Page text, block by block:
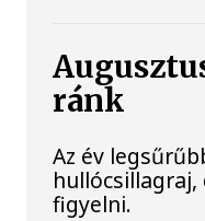
ránk
Az év
figyelni.